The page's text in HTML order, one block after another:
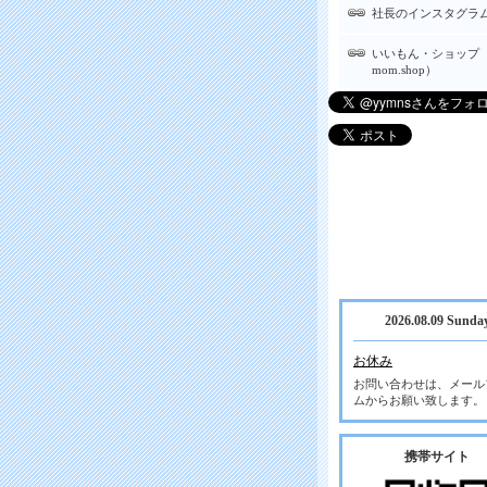
社長のインスタグラ
いいもん・ショップ
mom.shop）
2026.08.09
お休み
お問い合わせは、メール
ムからお願い致します。
携帯サイト